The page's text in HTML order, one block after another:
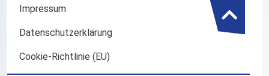
Impressum
Datenschutzerklärung
Cookie-Richtlinie (EU)